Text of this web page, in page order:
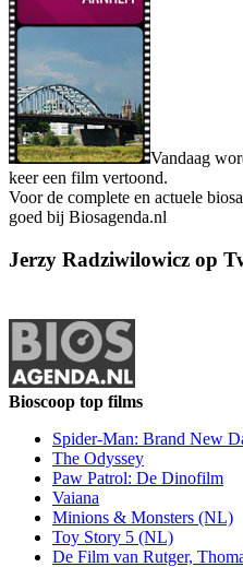
Vandaag
keer een film vertoond.
Voor de complete en actuele
goed bij Biosagenda.nl
Jerzy Radziwilowicz op
Bioscoop top films
Spider-Man: Brand New
The Odyssey
Paw Patrol: De Dinofilm
Vaiana
Minions & Monsters (NL)
Toy Story 5 (NL)
De Film van Rutger,